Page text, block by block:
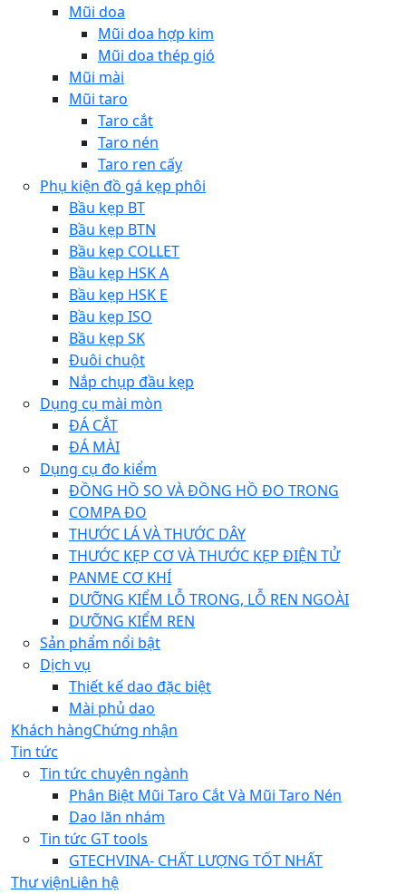
Mũi doa
Mũi doa hợp kim
Mũi doa thép gió
Mũi mài
Mũi taro
Taro cắt
Taro nén
Taro ren cấy
Phụ kiện đồ gá kẹp phôi
Bầu kẹp BT
Bầu kẹp BTN
Bầu kẹp COLLET
Bầu kẹp HSK A
Bầu kẹp HSK E
Bầu kẹp ISO
Bầu kẹp SK
Đuôi chuột
Nắp chụp đầu kẹp
Dụng cụ mài mòn
ĐÁ CẮT
ĐÁ MÀI
Dụng cụ đo kiểm
ĐỒNG HỒ SO VÀ ĐỒNG HỒ ĐO TRONG
COMPA ĐO
THƯỚC LÁ VÀ THƯỚC DÂY
THƯỚC KẸP CƠ VÀ THƯỚC KẸP ĐIỆN TỬ
PANME CƠ KHÍ
DƯỠNG KIỂM LỖ TRONG, LỖ REN NGOÀI
DƯỠNG KIỂM REN
Sản phẩm nổi bật
Dịch vụ
Thiết kế dao đặc biệt
Mài phủ dao
Khách hàngChứng nhận
Tin tức
Tin tức chuyên ngành
Phân Biệt Mũi Taro Cắt Và Mũi Taro Nén
Dao lăn nhám
Tin tức GT tools
GTECHVINA- CHẤT LƯỢNG TỐT NHẤT
Thư việnLiên hệ